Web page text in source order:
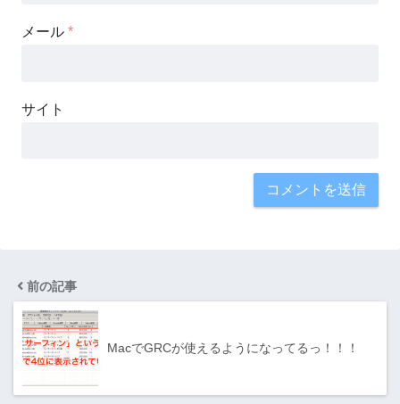
メール *
サイト
前の記事
MacでGRCが使えるようになってるっ！！！